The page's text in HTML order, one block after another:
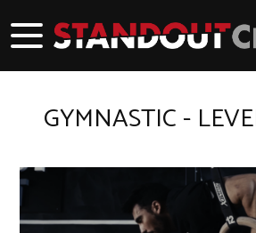
GYMNASTIC -